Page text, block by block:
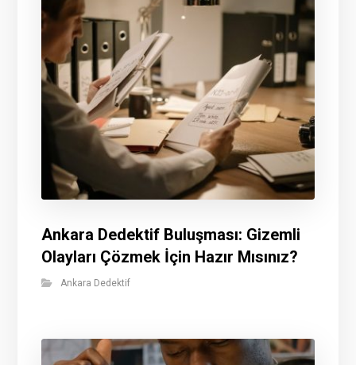
Ankara Dedektif Buluşması: Gizemli
Olayları Çözmek İçin Hazır Mısınız?
Ankara Dedektif